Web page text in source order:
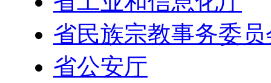
省民族宗教事务委员
省公安厅